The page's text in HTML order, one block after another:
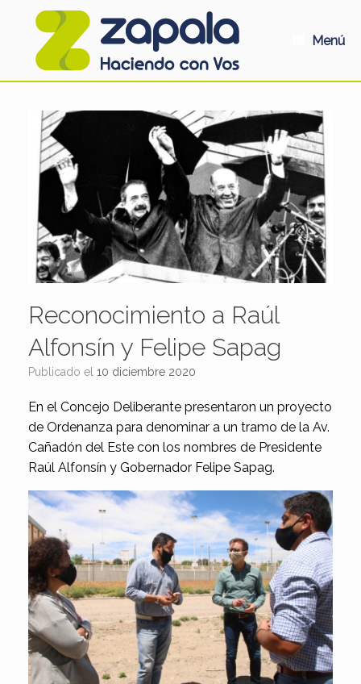
Menú
Reconocimiento a Raúl
Alfonsín y Felipe Sapag
Publicado el 10 diciembre 2020
En el Concejo Deliberante presentaron un proyecto
de Ordenanza para denominar a un tramo de la Av.
Cañadón del Este con los nombres de Presidente
Raúl Alfonsín y Gobernador Felipe Sapag.